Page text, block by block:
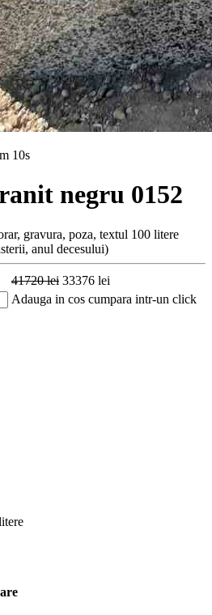
8s
negru 0152
gravura, poza, textul 100 litere
anul decesului)
41720lei 33376 lei
Adauga in cos cumpara intr-un click